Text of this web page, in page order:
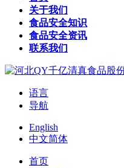
关于我们
食品安全知识
食品安全资讯
联系我们
语言
导航
English
中文简体
首页